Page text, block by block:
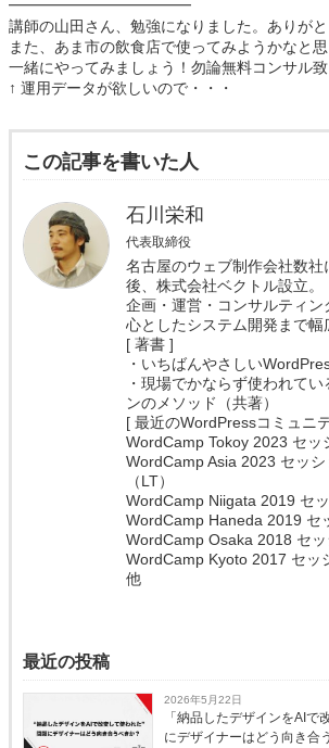
━━━━━━━━━━━━
講師の山田さん、勉強になりました。ありがと
また、あま市の飲食店で使ってみようかなと
一緒にやってみましょう！勿論無料コンサル致
↑ 運用データが欲しいので・・・
この記事を書いた人
石川栄和
代表取締役
名古屋のウェブ制作会社数社
後、株式会社ベクトル設立。
企画・運営・コンサルティン
心としたシステム開発まで幅
[ 著書 ]
・いちばんやさしい
・現場でかならず使われて
ンのメソッド（共著）
[ 最近のWordPressコミュニ
WordCamp Tokoy 2023 セッ
WordCamp Asia 2023 セッ
（LT）
WordCamp Niigata 2019 セ
WordCamp Haneda 2019 セ
WordCamp Osaka 2018 セ
WordCamp Kyoto 2017 セッ
他
最近の投稿
2026年5月22日
「納品したデザインをAIで
にデザイナーはどう向き合